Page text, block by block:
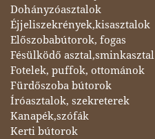
Dohányzóasztalok
Éjjeliszekrények,kisasztalok
Előszobabútorok, fogas
Fésülködő asztal,sminkasztal
Fotelek, puffok, ottománok
Fürdőszoba bútorok
Íróasztalok, szekreterek
Kanapék,szófák
Kerti bútorok